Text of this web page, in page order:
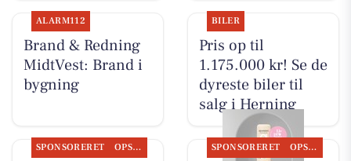
ALARM112
Brand & Redning
MidtVest: Brand i
bygning
BILER
Pris op til
1.175.000 kr! Se de
dyreste biler til
salg i Herning
SPONSORERET OPSLAGSTAVLEN SPONSORERET OPSLAGSTAVLEN